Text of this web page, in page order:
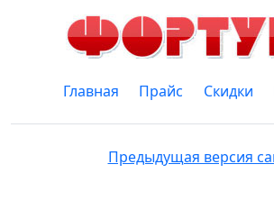
Главная Прайс Скидки
Предыдущая версия